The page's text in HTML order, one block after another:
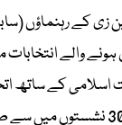
زی کے رہنماؤں
والے انتخابات
کے ساتھ